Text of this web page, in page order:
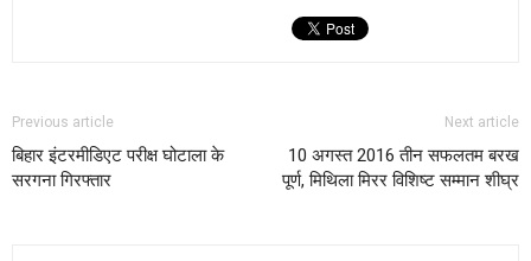
Previous article
बिहार इंटरमीडिएट परीक्ष घोटाला के
सरगना गिरफ्तार
Next article
10 अगस्त 2016 तीन सफलतम बरख
पूर्ण, मिथिला मिरर विशिष्ट सम्मान शीघ्र